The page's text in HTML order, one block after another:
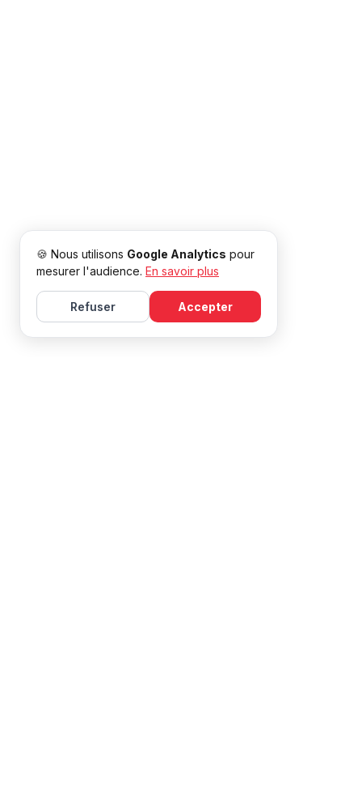
🍪 Nous utilisons Google Analytics pour
mesurer l'audience. En savoir plus
Refuser Accepter